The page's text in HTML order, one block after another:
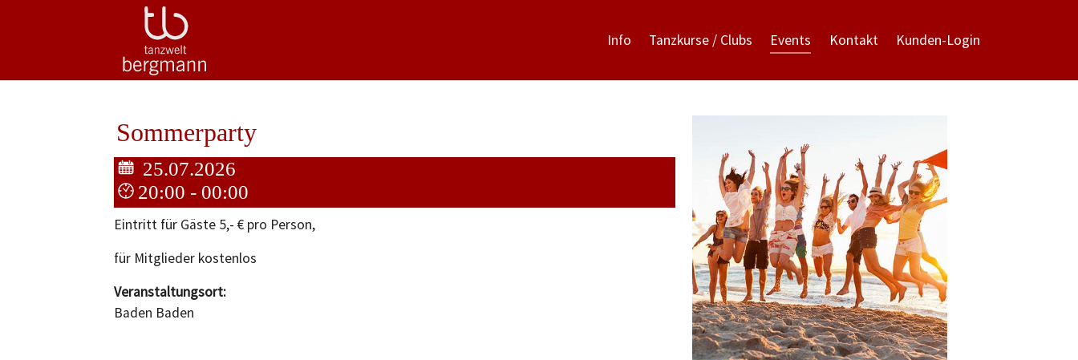
Info Tanzkurse / Clubs Events Kontakt Kunden-Login
Sommerparty
25.07.2026
20:00 - 00:00
Eintritt für Gäste 5,- € pro Person,
für Mitglieder kostenlos
Veranstaltungsort:
Baden Baden